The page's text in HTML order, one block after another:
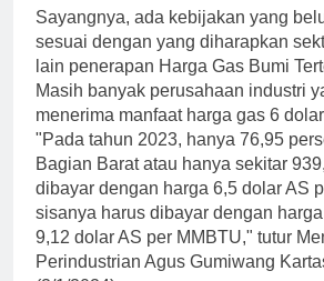
Sayangnya, ada kebijakan yang
sesuai dengan yang diharapkan
lain penerapan Harga Gas Bumi
Masih banyak perusahaan industri
menerima manfaat harga gas 6
"Pada tahun 2023, hanya 76,95
Bagian Barat atau hanya sekitar
dibayar dengan harga 6,5 dolar AS
sisanya harus dibayar dengan
9,12 dolar AS per MMBTU," tutur
Perindustrian Agus Gumiwang